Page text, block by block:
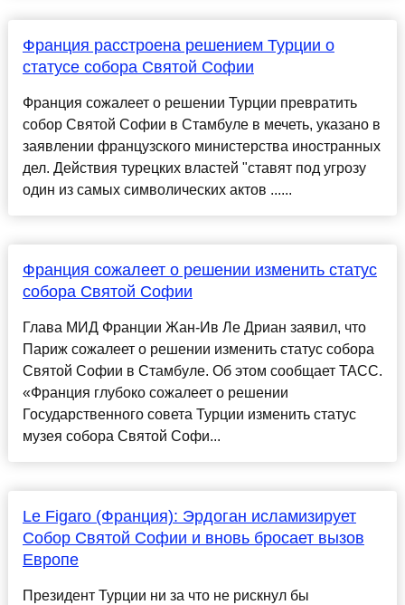
Франция расстроена решением Турции о
статусе собора Святой Софии
Франция сожалеет о решении Турции превратить
собор Святой Софии в Стамбуле в мечеть, указано в
заявлении французского министерства иностранных
дел. Действия турецких властей "ставят под угрозу
один из самых символических актов ......
Франция сожалеет о решении изменить статус
собора Святой Софии
Глава МИД Франции Жан-Ив Ле Дриан заявил, что
Париж сожалеет о решении изменить статус собора
Святой Софии в Стамбуле. Об этом сообщает ТАСС.
«Франция глубоко сожалеет о решении
Государственного совета Турции изменить статус
музея собора Святой Софи...
Le Figaro (Франция): Эрдоган исламизирует
Собор Святой Софии и вновь бросает вызов
Европе
Президент Турции ни за что не рискнул бы